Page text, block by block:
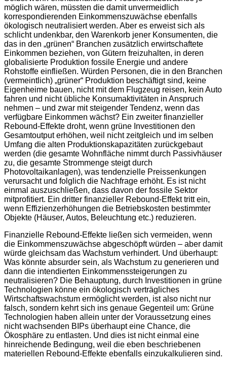
möglich wären, müssten die damit unvermeidlich
korrespondierenden Einkommenszuwächse ebenfalls
ökologisch neutralisiert werden. Aber es erweist sich als
schlicht undenkbar, den Warenkorb jener Konsumenten, die
das in den „grünen“ Branchen zusätzlich erwirtschaftete
Einkommen beziehen, von Gütern freizuhalten, in deren
globalisierte Produktion fossile Energie und andere
Rohstoffe einfließen. Würden Personen, die in den Branchen
(vermeintlich) „grüner“ Produktion beschäftigt sind, keine
Eigenheime bauen, nicht mit dem Flugzeug reisen, kein Auto
fahren und nicht übliche Konsumaktivitäten in Anspruch
nehmen – und zwar mit steigender Tendenz, wenn das
verfügbare Einkommen wächst? Ein zweiter finanzieller
Rebound-Effekte droht, wenn grüne Investitionen den
Gesamtoutput erhöhen, weil nicht zeitgleich und im selben
Umfang die alten Produktionskapazitäten zurückgebaut
werden (die gesamte Wohnfläche nimmt durch Passivhäuser
zu, die gesamte Strommenge steigt durch
Photovoltaikanlagen), was tendenzielle Preissenkungen
verursacht und folglich die Nachfrage erhöht. Es ist nicht
einmal auszuschließen, dass davon der fossile Sektor
mitprofitiert. Ein dritter finanzieller Rebound-Effekt tritt ein,
wenn Effizienzerhöhungen die Betriebskosten bestimmter
Objekte (Häuser, Autos, Beleuchtung etc.) reduzieren.
Finanzielle Rebound-Effekte ließen sich vermeiden, wenn
die Einkommenszuwächse abgeschöpft würden – aber damit
würde gleichsam das Wachstum verhindert. Und überhaupt:
Was könnte absurder sein, als Wachstum zu generieren und
dann die intendierten Einkommenssteigerungen zu
neutralisieren? Die Behauptung, durch Investitionen in grüne
Technologien könne ein ökologisch verträgliches
Wirtschaftswachstum ermöglicht werden, ist also nicht nur
falsch, sondern kehrt sich ins genaue Gegenteil um: Grüne
Technologien haben allein unter der Voraussetzung eines
nicht wachsenden BIPs überhaupt eine Chance, die
Ökosphäre zu entlasten. Und dies ist nicht einmal eine
hinreichende Bedingung, weil die eben beschriebenen
materiellen Rebound-Effekte ebenfalls einzukalkulieren sind.